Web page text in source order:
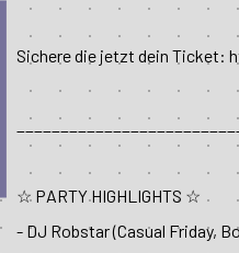
Sichere die jetzt dein Ticket:
__________________________
☆ PARTY HIGHLIGHTS ☆
- DJ Robstar (Casual Friday,